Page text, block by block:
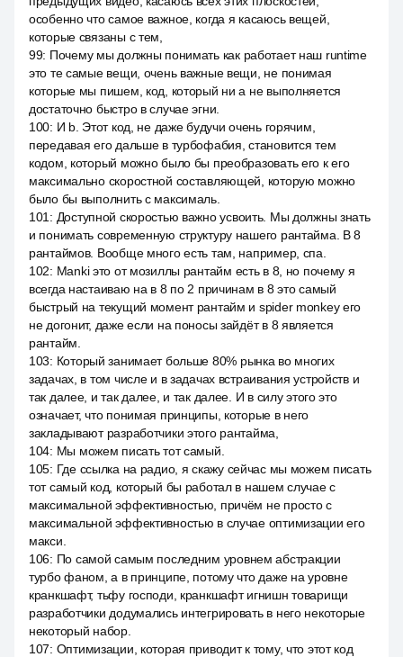
особенно что самое важное, когда я касаюсь вещей,
которые связаны с тем,
99: Почему мы должны понимать как работает наш runtime
это те самые вещи, очень важные вещи, не понимая
которые мы пишем, код, который ни а не выполняется
достаточно быстро в случае эгни.
100: И b. Этот код, не даже будучи очень горячим,
передавая его дальше в турбофабия, становится тем
кодом, который можно было бы преобразовать его к его
максимально скоростной составляющей, которую можно
было бы выполнить с максималь.
101 : Доступной скоростью важно усвоить. Мы должны знать
и понимать современную структуру нашего рантайма. В 8
рантаймов. Вообще много есть там, например, спа.
102: Manki это от мозиллы рантайм есть в 8, но почему я
всегда настаиваю на в 8 по 2 причинам в 8 это самый
быстрый на текущий момент рантайм и spider monkey его
не догонит, даже если на поносы зайдёт в 8 является
рантайм.
103: Который занимает больше 80% рынка во многих
задачах, в том числе и в задачах встраивания устройств и
так далее, и так далее, и так далее. И в силу этого это
означает, что понимая принципы, которые в него
закладывают разработчики этого рантайма,
104: Мы можем писать тот самый.
105: Где ссылка на радио, я скажу сейчас мы можем писать
тот самый код, который бы работал в нашем случае с
максимальной эффективностью, причём не просто с
максимальной эффективностью в случае оптимизации его
макси.
106: По самой самым последним уровнем абстракции
турбо фаном, а в принципе, потому что даже на уровне
кранкшафт, тьфу господи, кранкшафт игнишн товарищи
разработчики додумались интегрировать в него некоторые
некоторый набор.
107: Оптимизации, которая приводит к тому, что этот код